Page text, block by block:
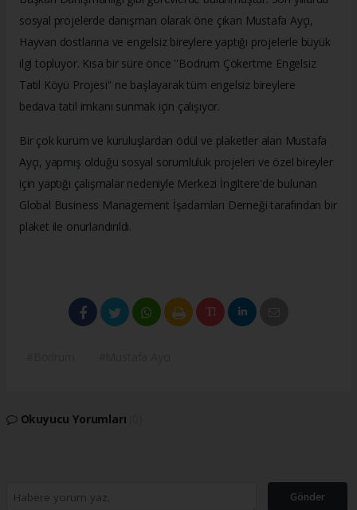
sosyal projelerde danışman olarak öne çıkan Mustafa Ayçı,
Hayvan dostlarına ve engelsiz bireylere yaptığı projelerle büyük
ilgi topluyor. Kısa bir süre önce ''Bodrum Çökertme Engelsiz
Tatil Köyü Projesi'' ne başlayarak tüm engelsiz bireylere
bedava tatil imkanı sunmak için çalışıyor.
Bir çok kurum ve kuruluşlardan ödül ve plaketler alan Mustafa
Ayçı, yapmış olduğu sosyal sorumluluk projeleri ve özel bireyler
için yaptığı çalışmalar nedeniyle Merkezi İngiltere'de bulunan
Global Business Management İşadamları Derneği tarafından bir
plaket ile onurlandırıldı.
Okuyucu Yorumları
Gönder